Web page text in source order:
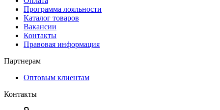
Программа лояльности
Каталог товаров
Вакансии
Контакты
Правовая информация
Партнерам
Оптовым клиентам
Контакты